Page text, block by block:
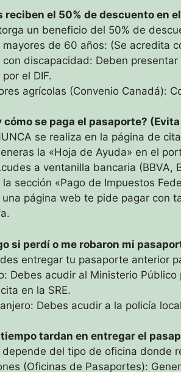
reciben el 50% de descuento en
un beneficio del 50% de
mayores de 60 años: (Se acredita
con discapacidad: Deben
el DIF.
agrícolas (Convenio Canadá):
cómo se paga el pasaporte?
se realiza en la página de
la «Hoja de Ayuda» en el
a ventanilla bancaria
sección «Pago de Impuestos
página web te pide pagar con
si perdí o me robaron mi
entregar tu pasaporte anterior
Debes acudir al Ministerio
en la SRE.
Debes acudir a la policía
tardan en entregar el
depende del tipo de oficina donde
(Oficinas de Pasaportes):